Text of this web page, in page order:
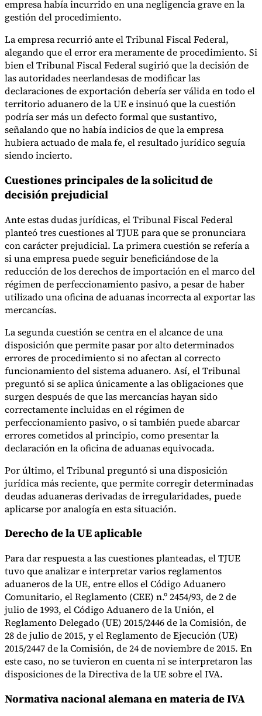
empresa había incurrido en una negligencia grave en la
gestión del procedimiento.
La empresa recurrió ante el Tribunal Fiscal Federal,
alegando que el error era meramente de procedimiento. Si
bien el Tribunal Fiscal Federal sugirió que la decisión de
las autoridades neerlandesas de modificar las
declaraciones de exportación debería ser válida en todo el
territorio aduanero de la UE e insinuó que la cuestión
podría ser más un defecto formal que sustantivo,
señalando que no había indicios de que la empresa
hubiera actuado de mala fe, el resultado jurídico seguía
siendo incierto.
Cuestiones principales de la solicitud de
decisión prejudicial
Ante estas dudas jurídicas, el Tribunal Fiscal Federal
planteó tres cuestiones al TJUE para que se pronunciara
con carácter prejudicial. La primera cuestión se refería a
si una empresa puede seguir beneficiándose de la
reducción de los derechos de importación en el marco del
régimen de perfeccionamiento pasivo, a pesar de haber
utilizado una oficina de aduanas incorrecta al exportar las
mercancías.
La segunda cuestión se centra en el alcance de una
disposición que permite pasar por alto determinados
errores de procedimiento si no afectan al correcto
funcionamiento del sistema aduanero. Así, el Tribunal
preguntó si se aplica únicamente a las obligaciones que
surgen después de que las mercancías hayan sido
correctamente incluidas en el régimen de
perfeccionamiento pasivo, o si también puede abarcar
errores cometidos al principio, como presentar la
declaración en la oficina de aduanas equivocada.
Por último, el Tribunal preguntó si una disposición
jurídica más reciente, que permite corregir determinadas
deudas aduaneras derivadas de irregularidades, puede
aplicarse por analogía en esta situación.
Derecho de la UE aplicable
Para dar respuesta a las cuestiones planteadas, el TJUE
tuvo que analizar e interpretar varios reglamentos
aduaneros de la UE, entre ellos el Código Aduanero
Comunitario, el Reglamento (CEE) n.º 2454/93, de 2 de
julio de 1993, el Código Aduanero de la Unión, el
Reglamento Delegado (UE) 2015/2446 de la Comisión, de
28 de julio de 2015, y el Reglamento de Ejecución (UE)
2015/2447 de la Comisión, de 24 de noviembre de 2015. En
este caso, no se tuvieron en cuenta ni se interpretaron las
disposiciones de la Directiva de la UE sobre el IVA.
Normativa nacional alemana en materia de IVA